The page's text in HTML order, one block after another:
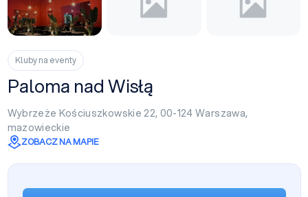
Kluby na eventy
Paloma nad Wisłą
Wybrzeże Kościuszkowskie 22, 00-124Warszawa,
mazowieckie
ZOBACZ NA MAPIE